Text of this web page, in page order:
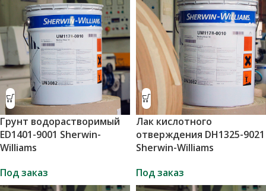
Грунт водорастворимый
ED1401-9001 Sherwin-
Williams
Под заказ
Лак кислотного
отверждения DH1325-9021
Sherwin-Williams
Под заказ